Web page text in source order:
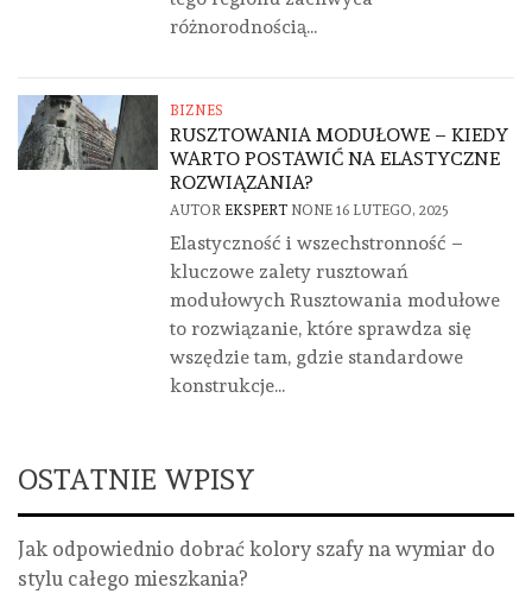
różnorodnością...
BIZNES
RUSZTOWANIA MODUŁOWE – KIEDY
WARTO POSTAWIĆ NA ELASTYCZNE
ROZWIĄZANIA?
AUTOR EKSPERT NONE 16 LUTEGO, 2025
Elastyczność i wszechstronność –
kluczowe zalety rusztowań
modułowych Rusztowania modułowe
to rozwiązanie, które sprawdza się
wszędzie tam, gdzie standardowe
konstrukcje...
OSTATNIE WPISY
Jak odpowiednio dobrać kolory szafy na wymiar do
stylu całego mieszkania?